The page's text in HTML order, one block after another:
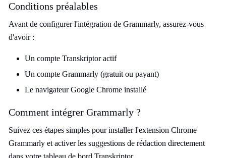
Conditions préalables
Avant de configurer l'intégration de Grammarly, assurez-vous
d'avoir :
Un compte Transkriptor actif
Un compte Grammarly (gratuit ou payant)
Le navigateur Google Chrome installé
Comment intégrer Grammarly ?
Suivez ces étapes simples pour installer l'extension Chrome
Grammarly et activer les suggestions de rédaction directement
dans votre tableau de bord Transkriptor.